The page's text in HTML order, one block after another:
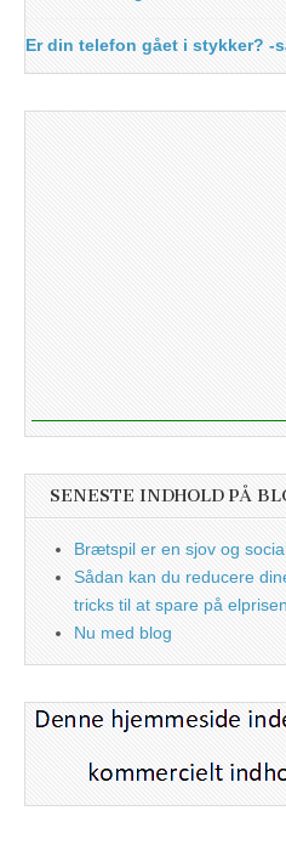
Er din telefon gået i stykker? -
SENESTE INDHOLD PÅ
Brætspil er en sjov og
Sådan kan du reducere
tricks til at spare på elprisen
Nu med blog